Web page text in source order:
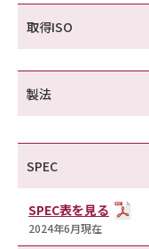
取得ISO
製法
SPEC
SPEC表を見る
2024年6月現在